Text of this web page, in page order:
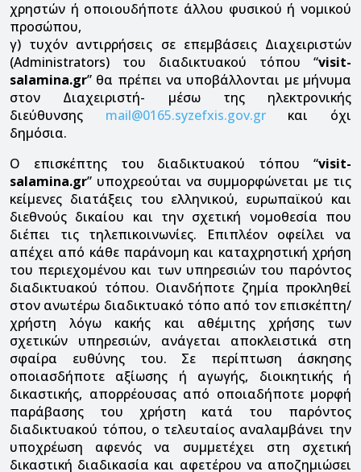
χρηστών ή οποιουδήποτε άλλου φυσικού ή νομικού
προσώπου,
γ) τυχόν αντιρρήσεις σε επεμβάσεις Διαχειριστών
(Administrators) του διαδικτυακού τόπου “visit-
salamina.gr” θα πρέπει να υποβάλλονται με μήνυμα
στον Διαχειριστή- μέσω της ηλεκτρονικής
διεύθυνσης mail@0165.syzefxis.gov.grκαι όχι
δημόσια.
Ο επισκέπτης του διαδικτυακού τόπου “visit-
salamina.gr” υποχρεούται να συμμορφώνεται με τις
κείμενες διατάξεις του ελληνικού, ευρωπαϊκού και
διεθνούς δικαίου και την σχετική νομοθεσία που
διέπει τις τηλεπικοινωνίες. Επιπλέον οφείλει να
απέχει από κάθε παράνομη και καταχρηστική χρήση
του περιεχομένου και των υπηρεσιών του παρόντος
διαδικτυακού τόπου. Οιανδήποτε ζημία προκληθεί
στον ανωτέρω διαδικτυακό τόπο από τον επισκέπτη/
χρήστη λόγω κακής και αθέμιτης χρήσης των
σχετικών υπηρεσιών, ανάγεται αποκλειστικά στη
σφαίρα ευθύνης του. Σε περίπτωση άσκησης
οποιασδήποτε αξίωσης ή αγωγής, διοικητικής ή
δικαστικής, απορρέουσας από οποιαδήποτε μορφή
παράβασης του χρήστη κατά του παρόντος
διαδικτυακού τόπου, ο τελευταίος αναλαμβάνει την
υποχρέωση αφενός να συμμετέχει στη σχετική
δικαστική διαδικασία και αφετέρου να αποζημιώσει